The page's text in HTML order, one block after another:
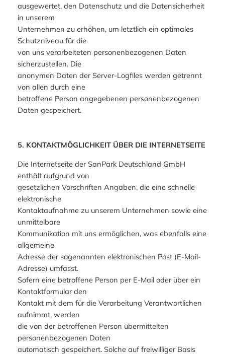
ausgewertet, den Datenschutz und die Datensicherheit
in unserem
Unternehmen zu erhöhen, um letztlich ein optimales
Schutzniveau für die
von uns verarbeiteten personenbezogenen Daten
sicherzustellen. Die
anonymen Daten der Server-Logfiles werden getrennt
von allen durch eine
betroffene Person angegebenen personenbezogenen
Daten gespeichert.
5. KONTAKTMÖGLICHKEIT ÜBER DIE INTERNETSEITE
Die Internetseite der SanPark Deutschland GmbH
enthält aufgrund von
gesetzlichen Vorschriften Angaben, die eine schnelle
elektronische
Kontaktaufnahme zu unserem Unternehmen sowie eine
unmittelbare
Kommunikation mit uns ermöglichen, was ebenfalls eine
allgemeine
Adresse der sogenannten elektronischen Post (E-Mail-
Adresse) umfasst.
Sofern eine betroffene Person per E-Mail oder über ein
Kontaktformular den
Kontakt mit dem für die Verarbeitung Verantwortlichen
aufnimmt, werden
die von der betroffenen Person übermittelten
personenbezogenen Daten
automatisch gespeichert. Solche auf freiwilliger Basis